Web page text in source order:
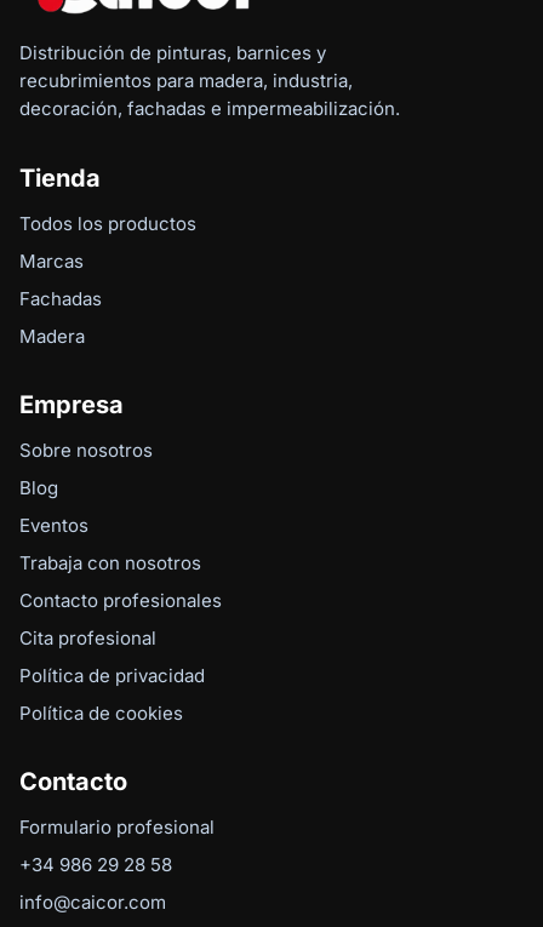
Distribución de pinturas, barnices y
recubrimientos para madera, industria,
decoración, fachadas e impermeabilización.
Tienda
Todos los productos
Marcas
Fachadas
Madera
Empresa
Sobre nosotros
Blog
Eventos
Trabaja con nosotros
Contacto profesionales
Cita profesional
Política de privacidad
Política de cookies
Contacto
Formulario profesional
+34 986 29 28 58
info@caicor.com